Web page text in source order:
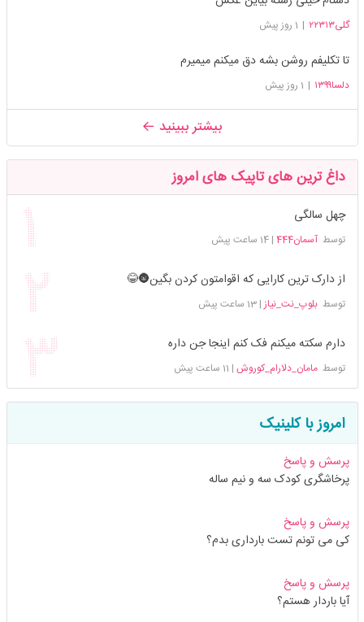
گلی۲۲۳۱۳ | 1 روز پیش
تا تکلیفم روشن بشه دق میکنم میمیرم
دلسا۱۳۹۹ | 1 روز پیش
بیشتر ببینید
داغ ترین های تاپیک های امروز
چهل سالگی
توسطآسمان444 |14 ساعت پیش
از دارک ترین کارایی که اقوامتون کردن بگین🌚😂
توسطبلوپ_نت_نیاز |13 ساعت پیش
دارم سکته میکنم فک کنم اینجا جن داره
توسطمامان_دلارام_کوروش | 11 ساعت پیش
امروز با کلینیک
پرسش و پاسخ
پرخاشگری کودک سه و نیم ساله
پرسش و پاسخ
کی می تونم تست بارداری بدم؟
پرسش و پاسخ
آیا باردار هستم؟